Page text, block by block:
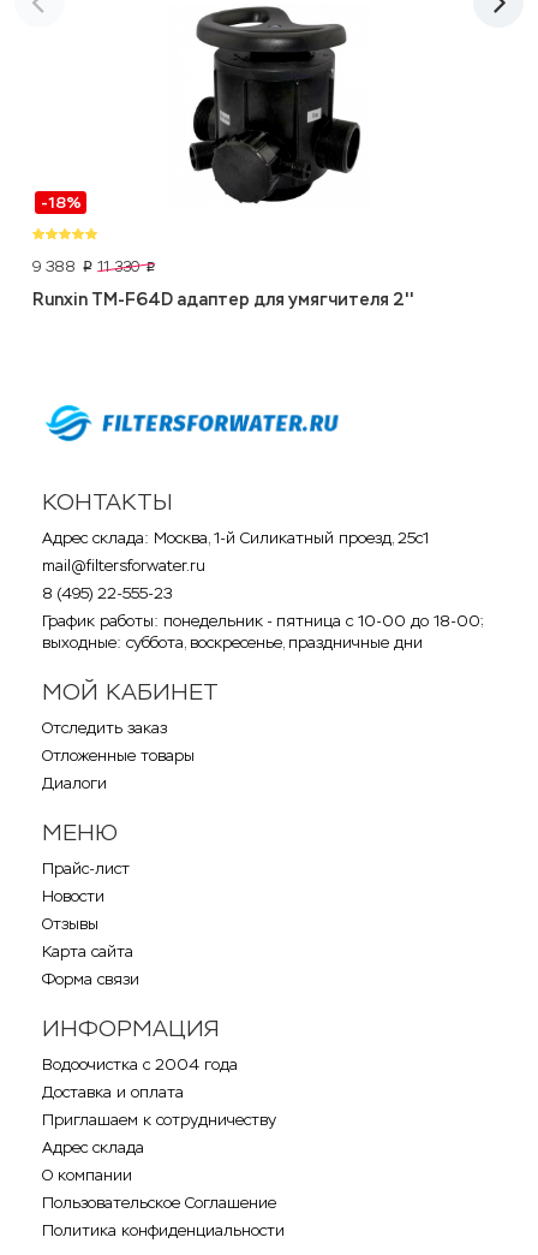
-18%
9 388 p 11 330 p
Runxin TM-F64D адаптер для умягчителя 2''
КОНТАКТЫ
Адрес склада: Москва, 1-й Силикатный проезд, 25с1
mail@filtersforwater.ru
8 (495) 22-555-23
График работы: понедельник - пятница с 10-00 до 18-00;
выходные: суббота, воскресенье, праздничные дни
МОЙ КАБИНЕТ
Отследить заказ
Отложенные товары
Диалоги
МЕНЮ
Прайс-лист
Новости
Отзывы
Карта сайта
Форма связи
ИНФОРМАЦИЯ
Водоочистка с 2004 года
Доставка и оплата
Приглашаем к сотрудничеству
Адрес склада
О компании
Пользовательское Соглашение
Политика конфиденциальности